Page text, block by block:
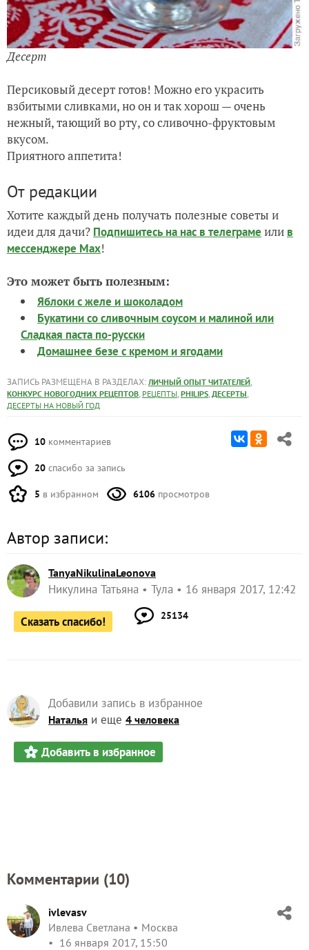
Десерт
Персиковый десерт готов! Можно его украсить
взбитыми сливками, но он и так хорош — очень
нежный, тающий во рту, со сливочно-фруктовым
вкусом.
Приятного аппетита!
От редакции
Хотите каждый день получать полезные советы и
идеи для дачи? Подпишитесь на нас в телеграме или в
мессенджере Max!
Это может быть полезным:
Яблоки с желе и шоколадом
Букатини со сливочным соусом и малиной или
Сладкая паста по-русски
Домашнее безе с кремом и ягодами
ЗАПИСЬ РАЗМЕЩЕНА В РАЗДЕЛАХ: ЛИЧНЫЙ ОПЫТ ЧИТАТЕЛЕЙ,
КОНКУРС НОВОГОДНИХ РЕЦЕПТОВ, РЕЦЕПТЫ, PHILIPS, ДЕСЕРТЫ,
ДЕСЕРТЫ НА НОВЫЙ ГОД
10 комментариев
20 спасибо за запись
5 в избранном 6106 просмотров
Автор записи:
TanyaNikulinaLeonova
Никулина Татьяна Тула 16 января 2017, 12:42
Сказать спасибо! 25134
Добавили запись в избранное
Наталья и еще 4 человека
Добавить в избранное
Комментарии (10)
ivlevasv
Ивлева Светлана
Москва
16 января 2017, 15:50